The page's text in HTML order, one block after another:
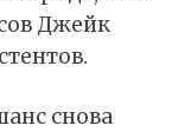
Джейк
снова